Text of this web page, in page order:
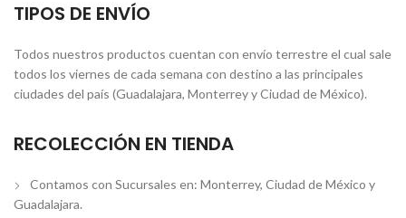
TIPOS DE ENVÍO
Todos nuestros productos cuentan con envío terrestre el cual sale
todos los viernes de cada semana con destino a las principales
ciudades del país (Guadalajara, Monterrey y Ciudad de México).
RECOLECCIÓN EN TIENDA
Contamos con Sucursales en: Monterrey, Ciudad de México y
Guadalajara.